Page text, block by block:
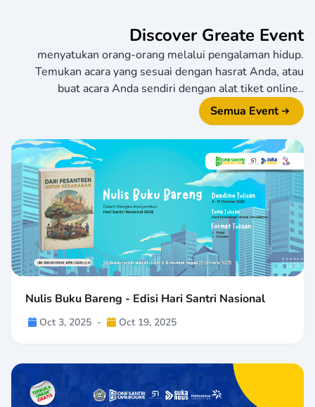
Discover Greate Event
menyatukan orang-orang melalui pengalaman hidup.
Temukan acara yang sesuai dengan hasrat Anda, atau
buat acara Anda sendiri dengan alat tiket online..
Semua Event
Nulis Buku Bareng - Edisi Hari Santri Nasional
Oct 3, 2025 - Oct 19, 2025